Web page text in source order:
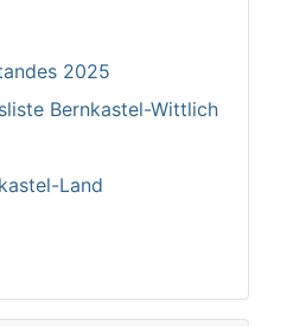
2025
Bernkastel-Wittlich
Land